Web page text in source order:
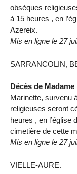
obsèques
à 15 heures , en
Azereix.
Mis en ligne le 27
SARRANCOLIN,
Décès de Madame
Marinette, survenu
religieuses seront
heures , en l’église
cimetière de cette
Mis en ligne le 27
VIELLE-AURE.